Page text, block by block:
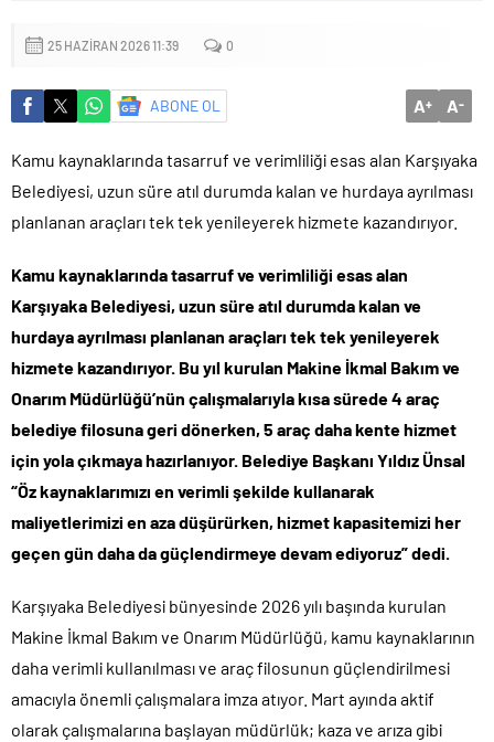
25 HAZIRAN 2026 11:39 0
ABONE OL A+ A-
Kamu kaynaklarında tasarruf ve verimliliği esas alan Karşıyaka
Belediyesi, uzun süre atıl durumda kalan ve hurdaya ayrılması
planlanan araçları tek tek yenileyerek hizmete kazandırıyor.
Kamu kaynaklarında tasarruf ve verimliliği esas alan
Karşıyaka Belediyesi, uzun süre atıl durumda kalan ve
hurdaya ayrılması planlanan araçları tek tek yenileyerek
hizmete kazandırıyor. Bu yıl kurulan Makine İkmal Bakım ve
Onarım Müdürlüğü’nün çalışmalarıyla kısa sürede 4 araç
belediye filosuna geri dönerken, 5 araç daha kente hizmet
için yola çıkmaya hazırlanıyor. Belediye Başkanı Yıldız Ünsal
“Öz kaynaklarımızı en verimli şekilde kullanarak
maliyetlerimizi en aza düşürürken, hizmet kapasitemizi her
geçen gün daha da güçlendirmeye devam ediyoruz” dedi.
Karşıyaka Belediyesi bünyesinde 2026 yılı başında kurulan
Makine İkmal Bakım ve Onarım Müdürlüğü, kamu kaynaklarının
daha verimli kullanılması ve araç filosunun güçlendirilmesi
amacıyla önemli çalışmalara imza atıyor. Mart ayında aktif
olarak çalışmalarına başlayan müdürlük; kaza ve arıza gibi